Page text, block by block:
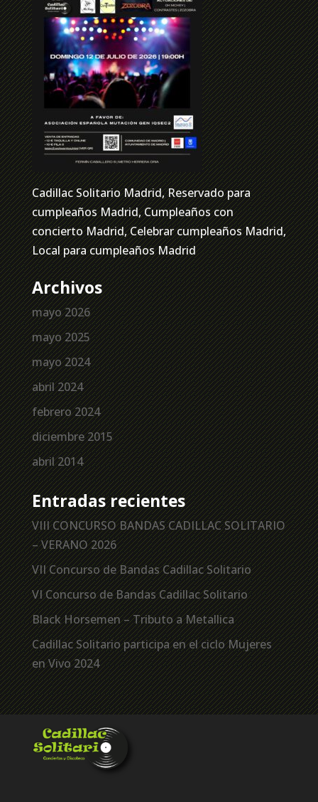
Cadillac Solitario Madrid, Reservado para
cumpleaños Madrid, Cumpleaños con
concierto Madrid, Celebrar cumpleaños Madrid,
Local para cumpleaños Madrid
Archivos
mayo 2026
mayo 2025
mayo 2024
abril 2024
febrero 2024
diciembre 2015
abril 2014
Entradas recientes
VIII CONCURSO BANDAS CADILLAC SOLITARIO
– VERANO 2026
VII Concurso de Bandas Cadillac Solitario
VI Concurso de Bandas Cadillac Solitario
Black Horsemen – Tributo a Metallica
Cadillac Solitario participa en el ciclo Mujeres
en Vivo 2024